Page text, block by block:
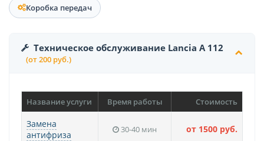
Коробка передач
Техническое обслуживание Lancia A 112
(от 200 руб.)
Название услуги Время работы Стоимость
Замена
антифриза
30-40 мин от 1500 руб.